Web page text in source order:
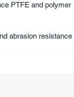
PTFE and polymer
abrasion resistance